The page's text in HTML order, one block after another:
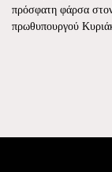
πρόσφατη φάρσα
πρωθυπουργού